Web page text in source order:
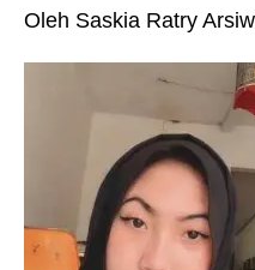
Oleh Saskia Ratry